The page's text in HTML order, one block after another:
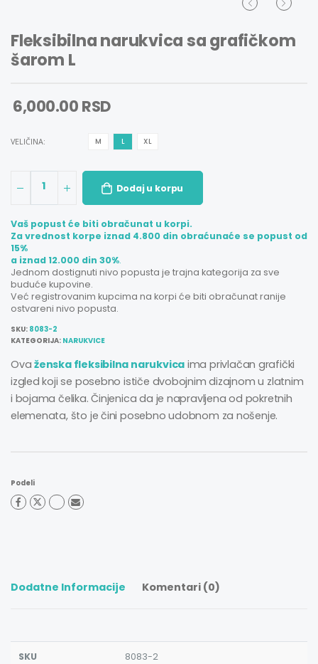
Fleksibilna narukvica sa grafičkom
šarom L
6,000.00 RSD
VELIČINA: M L XL
1 Dodaj u korpu
Vaš popust će biti obračunat u korpi.
Za vrednost korpe iznad 4.800 din obraćunaće se popust od
15%
a iznad 12.000 din 30%.
Jednom dostignuti nivo popusta je trajna kategorija za sve
buduće kupovine.
Već registrovanim kupcima na korpi će biti obračunat ranije
ostvareni nivo popusta.
SKU: 8083-2
KATEGORIJA: NARUKVICE
Ovaženska fleksibilna narukvica ima privlačan grafički
izgled koji se posebno ističe dvobojnim dizajnom u zlatnim
i bojama čelika. Činjenica da je napravljena od pokretnih
elemenata, što je čini posebno udobnom za nošenje.
Podeli
Dodatne Informacije Komentari (0)
SKU 8083-2